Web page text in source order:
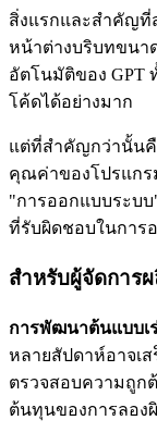
สิ่งแรกและสำคัญที่
หน้าต่างบริบทขนา
อัตโนมัติของ GPT
โค้ดได้อย่างมาก
แต่ที่สำคัญกว่านั้น
คุณค่าของโปรแกร
"การออกแบบระบ
ที่รับผิดชอบในการ
สำหรับผู้จัดการ
การพัฒนาต้นแบบเ
หลายสัปดาห์อาจเ
ตรวจสอบความถูก
ต้นทุนของการลอง